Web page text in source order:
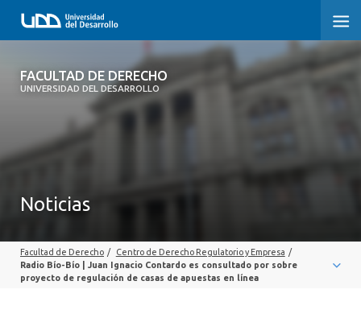
FACULTAD DE DERECHO
UNIVERSIDAD DEL DESARROLLO
FACULTAD DE DERECHO
SOBRE LA FACULTAD
PROFESORES
Noticias
Facultad de Derecho / Centro de Derecho Regulatorio y Empresa /
Radio Bío-Bío | Juan Ignacio Contardo es consultado por sobre
proyecto de regulación de casas de apuestas en línea